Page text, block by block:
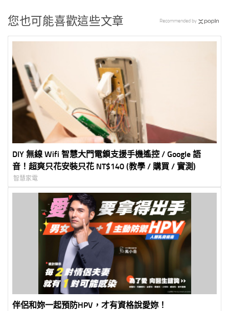
您也可能喜歡這些文章
DIY 無線 Wifi 智慧大門電鎖支援手機遙控 / Google 語
音！超爽只花安裝只花 NT$140 (教學 / 購買 / 實測)
智慧家電
伴侶和妳一起預防HPV，才有資格說愛妳！
Recommended by